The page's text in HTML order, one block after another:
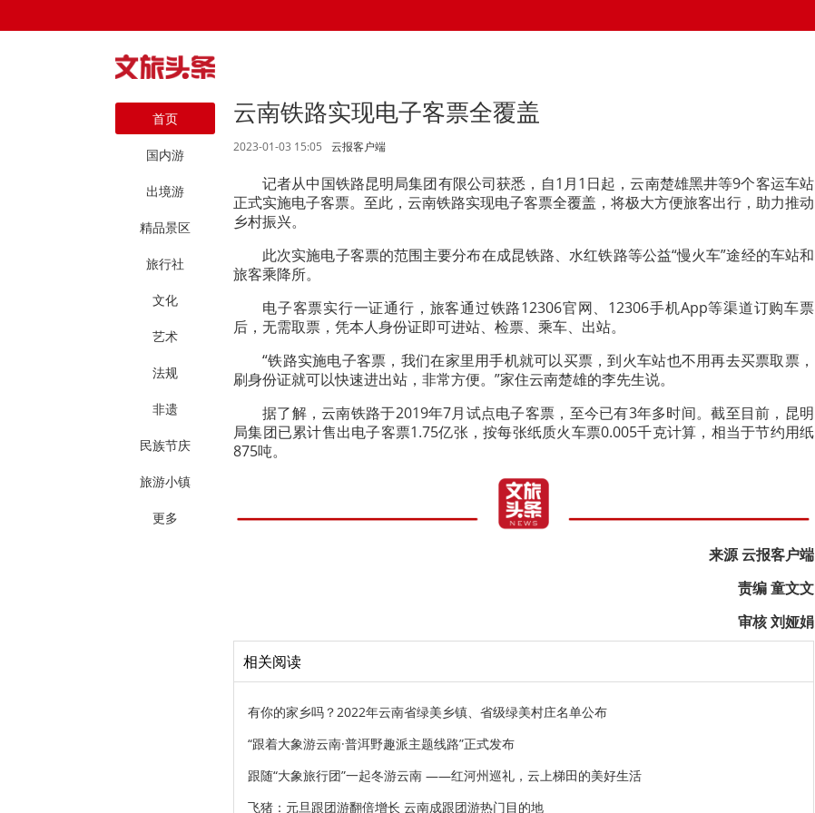
首页
国内游
出境游
精品景区
旅行社
文化
艺术
法规
非遗
民族节庆
旅游小镇
更多
云南铁路实现电子客票全覆盖
2023-01-03 15:05 云报客户端
记者从中国铁路昆明局集团有限公司获悉，自1月1日起，云南楚雄黑井等9个客运车站
正式实施电子客票。至此，云南铁路实现电子客票全覆盖，将极大方便旅客出行，助力推动
乡村振兴。
此次实施电子客票的范围主要分布在成昆铁路、水红铁路等公益“慢火车”途经的车站和
旅客乘降所。
电子客票实行一证通行，旅客通过铁路12306官网、12306手机App等渠道订购车票
后，无需取票，凭本人身份证即可进站、检票、乘车、出站。
“铁路实施电子客票，我们在家里用手机就可以买票，到火车站也不用再去买票取票，
刷身份证就可以快速进出站，非常方便。”家住云南楚雄的李先生说。
据了解，云南铁路于2019年7月试点电子客票，至今已有3年多时间。截至目前，昆明
局集团已累计售出电子客票1.75亿张，按每张纸质火车票0.005千克计算，相当于节约用纸
875吨。
来源 云报客户端
责编 童文文
审核 刘娅娟
相关阅读
有你的家乡吗？2022年云南省绿美乡镇、省级绿美村庄名单公布
“跟着大象游云南·普洱野趣派主题线路”正式发布
跟随“大象旅行团”一起冬游云南 ——红河州巡礼，云上梯田的美好生活
飞猪：元旦跟团游翻倍增长 云南成跟团游热门目的地